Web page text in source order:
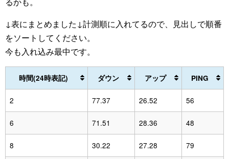
↓表にまとめました↓計測順に入れてるので、見出しで順番
をソートしてください。
今も入れ込み最中です。
時間(24時表記) ダウン アップ PING
2 77.37 26.52 56
6 71.51 28.36 48
8 30.22 27.28 79